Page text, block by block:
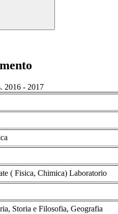
2016 - 2017
( Fisica, Chimica) Laboratorio
Storia e Filosofia, Geografia